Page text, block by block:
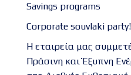
Savings programs
Corporate souvlaki party!
Η εταιρεία μας
Πράσινη και Έξυπνη